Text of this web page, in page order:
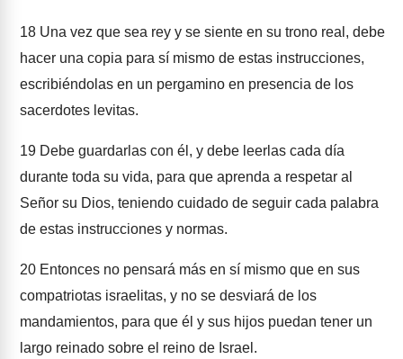
18 Una vez que sea rey y se siente en su trono real, debe
hacer una copia para sí mismo de estas instrucciones,
escribiéndolas en un pergamino en presencia de los
sacerdotes levitas.
19 Debe guardarlas con él, y debe leerlas cada día
durante toda su vida, para que aprenda a respetar al
Señor su Dios, teniendo cuidado de seguir cada palabra
de estas instrucciones y normas.
20 Entonces no pensará más en sí mismo que en sus
compatriotas israelitas, y no se desviará de los
mandamientos, para que él y sus hijos puedan tener un
largo reinado sobre el reino de Israel.